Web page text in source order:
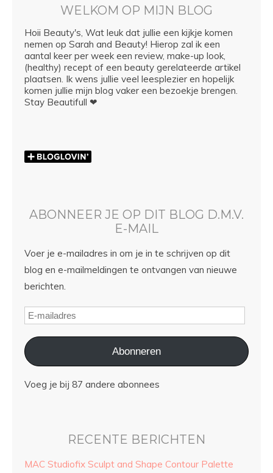
WELKOM OP MIJN BLOG
Hoii Beauty's, Wat leuk dat jullie een kijkje komen
nemen op Sarah and Beauty! Hierop zal ik een
aantal keer per week een review, make-up look,
(healthy) recept of een beauty gerelateerde artikel
plaatsen. Ik wens jullie veel leesplezier en hopelijk
komen jullie mijn blog vaker een bezoekje brengen.
Stay Beautifull ❤
ABONNEER JE OP DIT BLOG D.M.V.
E-MAIL
Voer je e-mailadres in om je in te schrijven op dit
blog en e-mailmeldingen te ontvangen van nieuwe
berichten.
Abonneren
Voeg je bij 87 andere abonnees
RECENTE BERICHTEN
MAC Studiofix Sculpt and Shape Contour Palette